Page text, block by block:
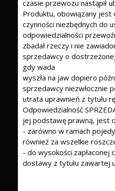
czasie przewozu nastąpił
Produktu, obowiązany jest
czynności niezbędnych do
odpowiedzialności
zbadał rzeczy i nie
sprzedawcy o
gdy wada
wyszła na jaw dopiero
sprzedawcy niezwłocznie
utrata uprawnień z tytułu
Odpowiedzialność
jej podstawę prawną, jest
- zarówno w ramach
również za wszelkie
- do wysokości zapłaconej
dostawy z tytułu zawartej